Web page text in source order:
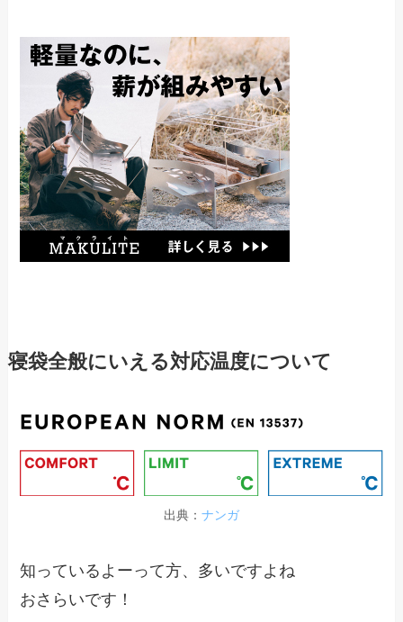
寝袋全般にいえる対応温度について
出典： ナンガ
知っているよーって方、多いですよね
おさらいです！